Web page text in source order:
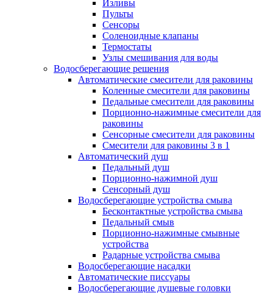
Изливы
Пульты
Сенсоры
Соленоидные клапаны
Термостаты
Узлы смешивания для воды
Водосберегающие решения
Автоматические смесители для раковины
Коленные смесители для раковины
Педальные смесители для раковины
Порционно-нажимные смесители для
раковины
Сенсорные смесители для раковины
Смесители для раковины 3 в 1
Автоматический душ
Педальный душ
Порционно-нажимной душ
Сенсорный душ
Водосберегающие устройства смыва
Бесконтактные устройства смыва
Педальный смыв
Порционно-нажимные смывные
устройства
Радарные устройства смыва
Водосберегающие насадки
Автоматические писсуары
Водосберегающие душевые головки